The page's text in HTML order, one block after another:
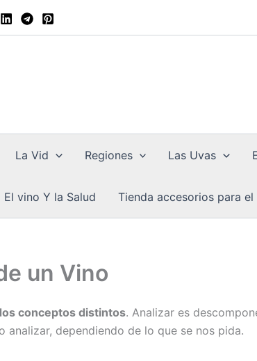
La Vid Regiones Las Uvas
El vino Y la Salud Tienda accesorios para el
un Vino
conceptos distintos. Analizar es
analizar, dependiendo de lo que se nos pida.